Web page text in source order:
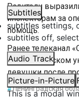
Subtitles
subtitles settings,
subtitles off,
Audio Track
Picture-in-Picture
This is a modal
Родители
инспекторам за
помощь.
Ранее телеканал
Педиатрическом
девушки после
#Ленинградская